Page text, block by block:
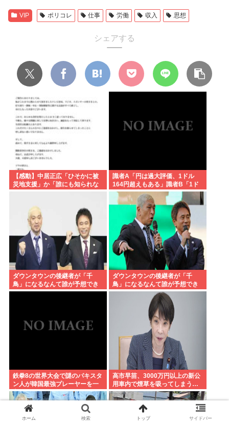
VIP ポリコレ 仕事 労働 収入 思想
シェアする
【感動】中居正広「ひそかに被
災地支援」か「誰にも知られな
識者A「円は過大評価、1ドル
164円超えもある」識者B「1ド
ル140円台もある」どっちなの
ダウンタウンの後継者が「千
鳥」になるなんて誰が予想でき
たんや
ダウンタウンの後継者が「千
鳥」になるなんて誰が予想でき
たんや
鉄拳8の世界大会で謎のパキスタ
ン人が韓国最強プレーヤーを一
方的にボコして約5000万円ゲッ
ト
高市早苗、3000万円以上の新公
用車内で煙草を吸ってしまう…
ホーム 検索 トップ サイドバー